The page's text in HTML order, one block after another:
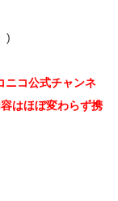
)
ニコ公式チャンネ
はほぼ変わらず携